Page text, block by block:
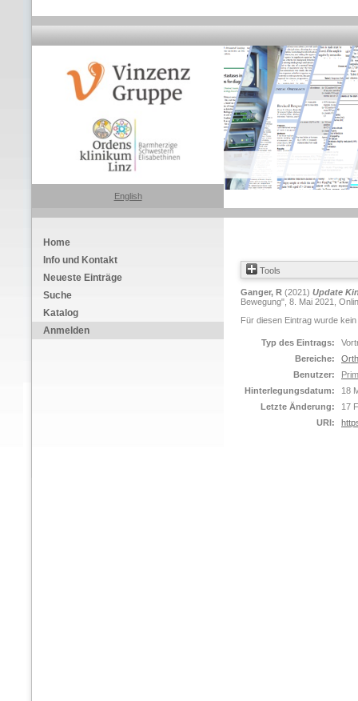
English
Home
Info und Kontakt
Neueste Einträge
Suche
Katalog
Anmelden
Tools
Ganger, R (2021) Update
Bewegung", 8. Mai 2021,
Für diesen Eintrag wurde
Typ des Eintrags:
Bereiche:
Benutzer:
Hinterlegungsdatum:
18
Letzte Änderung:
17
URI: